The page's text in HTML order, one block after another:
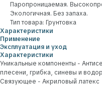
Паропроницаемая.
Экологичная. Без запаха.
Тип товара: Грунтовка
Характеристики
Применение
Эксплуатация и уход
Характеристики
Уникальные компоненты -
плесени, грибка, синевы и
Связующее - Акриловый латекс